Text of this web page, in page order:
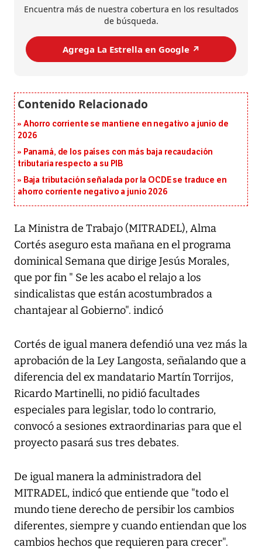
Encuentra más de nuestra cobertura en los resultados
de búsqueda.
Agrega La Estrella en Google ↗️
Ahorro corriente se mantiene en negativo a junio de
2026
Panamá, de los países con más baja recaudación
tributaria respecto a su PIB
Baja tributación señalada por la OCDE se traduce en
ahorro corriente negativo a junio 2026
La Ministra de Trabajo (MITRADEL), Alma
Cortés aseguro esta mañana en el programa
dominical Semana que dirige Jesús Morales,
que por fin " Se les acabo el relajo a los
sindicalistas que están acostumbrados a
chantajear al Gobierno". indicó
Cortés de igual manera defendió una vez más la
aprobación de la Ley Langosta, señalando que a
diferencia del ex mandatario Martín Torrijos,
Ricardo Martinelli, no pidió facultades
especiales para legislar, todo lo contrario,
convocó a sesiones extraordinarias para que el
proyecto pasará sus tres debates.
De igual manera la administradora del
MITRADEL, indicó que entiende que "todo el
mundo tiene derecho de persibir los cambios
diferentes, siempre y cuando entiendan que los
cambios hechos que requieren para crecer".